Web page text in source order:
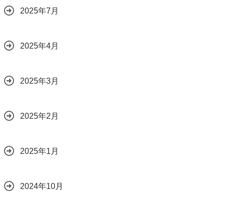
2025年7月
2025年4月
2025年3月
2025年2月
2025年1月
2024年10月